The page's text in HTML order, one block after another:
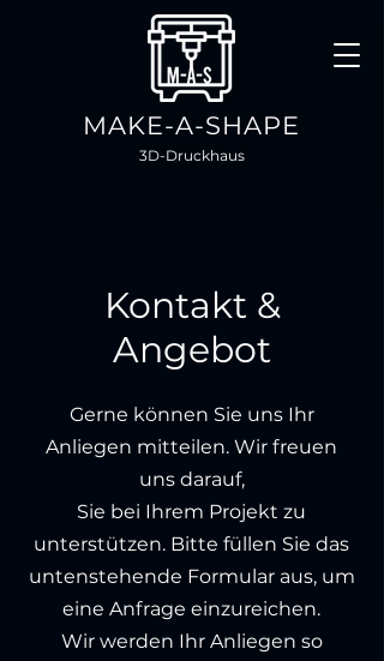
MAKE-A-SHAPE
3D-Druckhaus
Kontakt &
Angebot
Gerne können Sie uns Ihr
Anliegen mitteilen. Wir freuen
uns darauf,
Sie bei Ihrem Projekt zu
unterstützen. Bitte füllen Sie das
untenstehende Formular aus, um
eine Anfrage einzureichen.
Wir werden Ihr Anliegen so